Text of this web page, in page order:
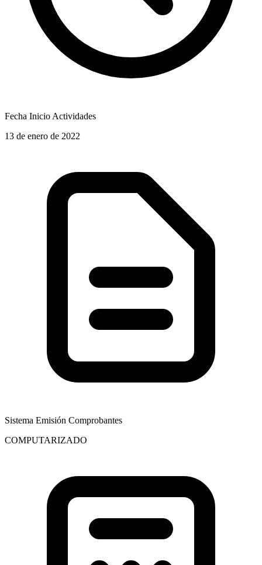
Fecha Inicio Actividades
13 de enero de 2022
Sistema Emisión Comprobantes
COMPUTARIZADO